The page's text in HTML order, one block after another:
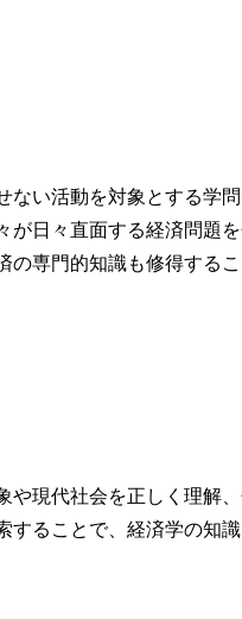
い活動を対象とする学問
日々直面する経済問題
専門的知識も修得するこ
現代社会を正しく理解
ることで、経済学の知